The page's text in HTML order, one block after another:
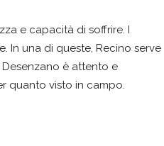
e capacità di soffrire. I
In una di queste, Recino serve
è attento e
quanto visto in campo.